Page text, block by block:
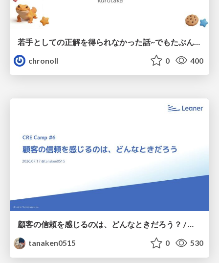
chronoll
0 400
顧客の信頼を感じるのは、どんなときだろう？ / When do you feel a customer's trust?
tanaken0515
0 530